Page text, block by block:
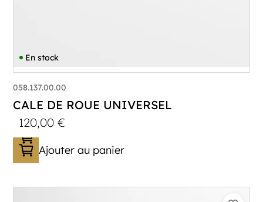
En stock
058.137.00.00
CALE DE ROUE UNIVERSEL
120,00€
Ajouter au panier